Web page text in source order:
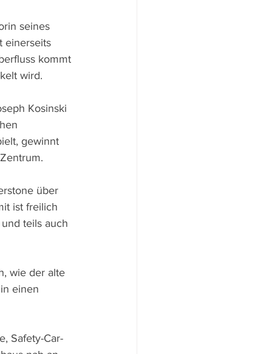
seines
einerseits
kommt
wird.
Kosinski
gewinnt
über
ist freilich
teils auch
wie der alte
einen
Safety-Car-